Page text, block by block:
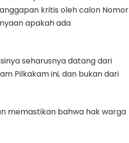
kritis oleh calon Nomor
apakah ada
seharusnya datang dari
Pilkakam ini, dan bukan dari
memastikan bahwa hak warga